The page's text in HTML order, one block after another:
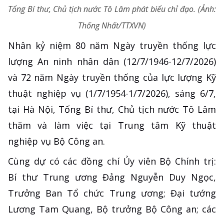
Tổng Bí thư, Chủ tịch nước Tô Lâm phát biểu chỉ đạo. (Ảnh:
Thống Nhất/TTXVN)
Nhân kỷ niệm 80 năm Ngày truyền thống lực
lượng An ninh nhân dân (12/7/1946-12/7/2026)
và 72 năm Ngày truyền thống của lực lượng Kỹ
thuật nghiệp vụ (1/7/1954-1/7/2026), sáng 6/7,
tại Hà Nội, Tổng Bí thư, Chủ tịch nước Tô Lâm
thăm và làm việc tại Trung tâm Kỹ thuật
nghiệp vụ Bộ Công an.
Cùng dự có các đồng chí Ủy viên Bộ Chính trị:
Bí thư Trung ương Đảng Nguyễn Duy Ngọc,
Trưởng Ban Tổ chức Trung ương; Đại tướng
Lương Tam Quang, Bộ trưởng Bộ Công an; các